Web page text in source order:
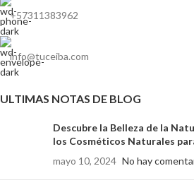
+57311383962
info@tuceiba.com
ULTIMAS NOTAS DE BLOG
Descubre la Belleza de la
los Cosméticos Naturales
mayo 10, 2024 No hay